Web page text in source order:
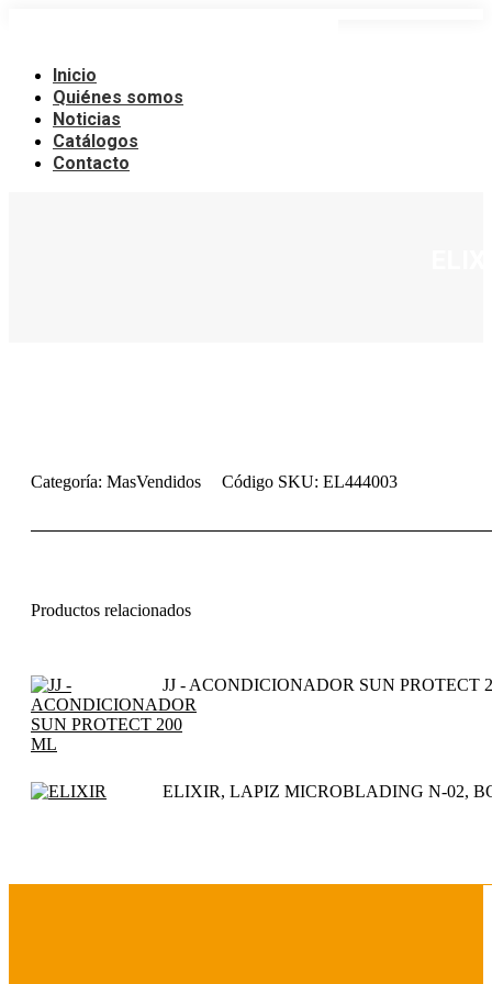
Inicio
Quiénes somos
Noticias
Catálogos
Contacto
Categoría: MasVendidos Código SKU: EL444003
Productos relacionados
JJ - ACONDICIONADOR SUN PROTECT
ELIXIR, LAPIZ MICROBLADING N-02,